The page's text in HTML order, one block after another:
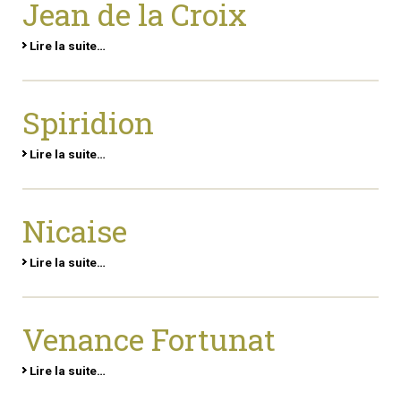
Jean de la Croix
Lire la suite…
Spiridion
Lire la suite…
Nicaise
Lire la suite…
Venance Fortunat
Lire la suite…